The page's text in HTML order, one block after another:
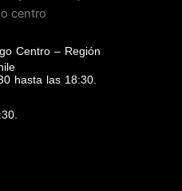
Centro – Región
hasta las 18:30.